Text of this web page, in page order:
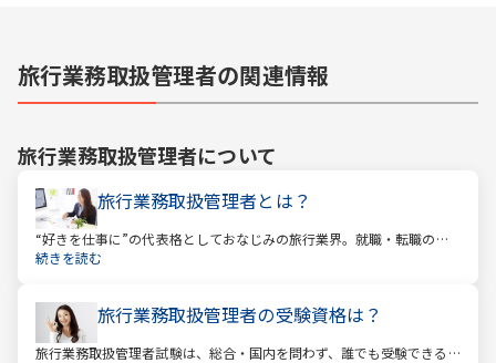
旅行業務取扱管理者の関連情報
旅行業務取扱管理者について
旅行業務取扱管理者とは？
“好きを仕事に”の代表格としておなじみの旅行業界。就職・転職の人
気企業ランキングでは旅行会社が常に上位に君臨し、いつの時代にも
続きを読む
旅行業務取扱管理者の受験資格は？
旅行業務取扱管理者試験は、総合・国内を問わず、誰でも受験できる